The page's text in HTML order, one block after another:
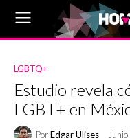
LGBTQ+
Estudio revela
LGBT+ en
PorEdgar Ulises